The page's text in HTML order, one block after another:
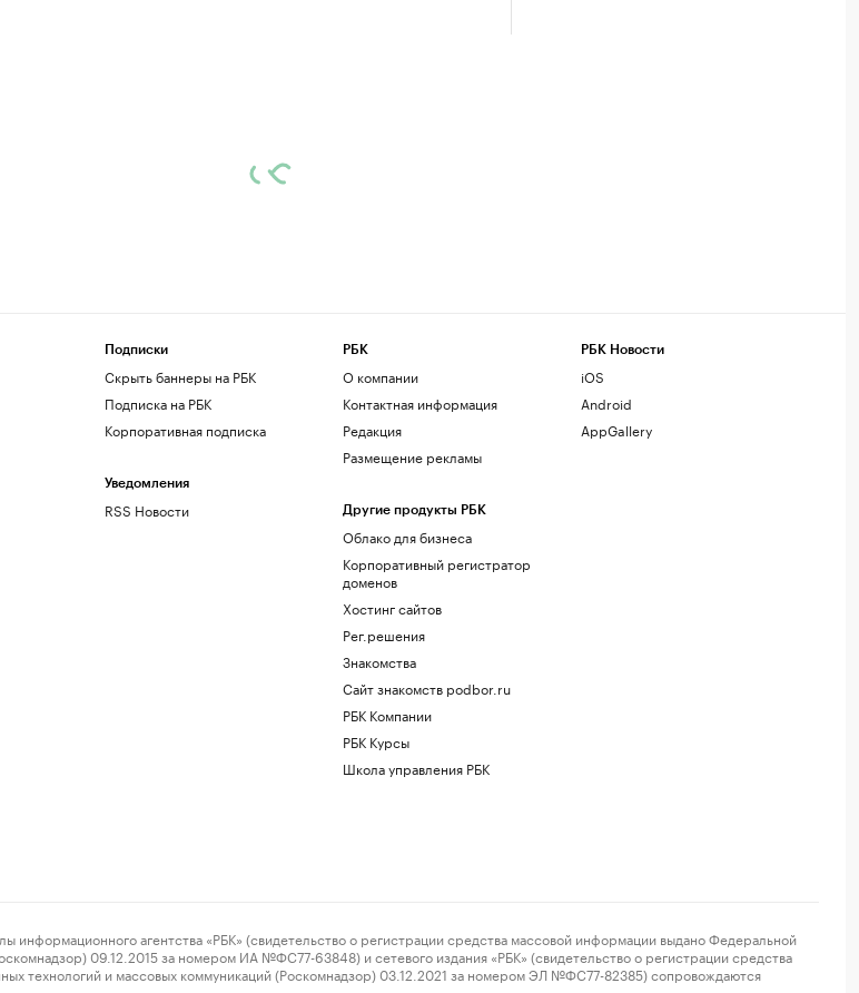
Подписки
Скрыть баннеры на РБК
Подписка на РБК
Корпоративная подписка
Уведомления
RSS Новости
РБК
О компании
Контактная информация
Редакция
Размещение рекламы
Другие продукты РБК
Облако для бизнеса
Корпоративный регистратор
доменов
Хостинг сайтов
Рег.решения
Знакомства
Сайт знакомств podbor.ru
РБК Компании
РБК Курсы
Школа управления РБК
РБК Новости
iOS
Android
AppGallery
агентства «РБК» (свидетельство о регистрации средства массовой информации выдано Федеральной
09.12.2015 за номером ИА №ФС77-63848) и сетевого издания «РБК» (свидетельство о регистрации средства
технологий и массовых коммуникаций (Роскомнадзор) 03.12.2021 за номером ЭЛ №ФС77-82385) сопровождаются